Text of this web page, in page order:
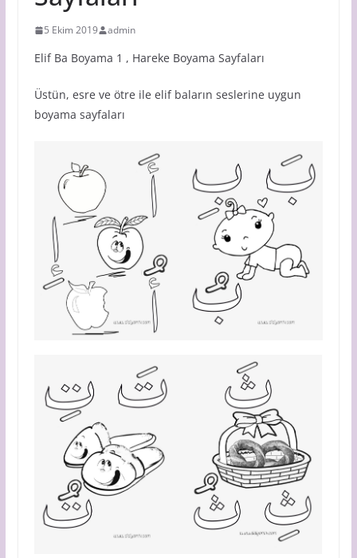
5 Ekim 2019 admin
Elif Ba Boyama 1 , Hareke Boyama Sayfaları
Üstün, esre ve ötre ile elif baların seslerine uygun
boyama sayfaları